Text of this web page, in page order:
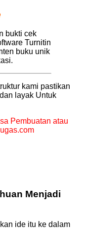
bukti cek
Turnitin
buku unik
kami pastikan
layak Untuk
Pembuatan atau
Menjadi
ide itu ke dalam